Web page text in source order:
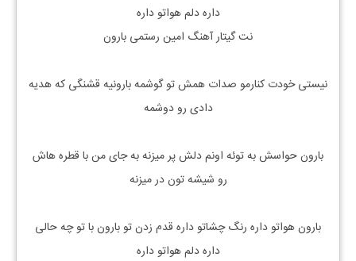
داره دلم هواتو داره
نت گیتار آهنگ امین رستمی بارون
نیستی خودت کنارمو صدات همش تو گوشمه بارونیه قشنگی که هدیه
دادی رو دوشمه
بارون حواسش به توئه اونم دلش پر میزنه به جای من با قطره هاش
رو شیشه تون در میزنه
بارون هواتو داره رنگ چشاتو داره قدم زدن تو بارون با تو چه حالی
داره دلم هواتو داره